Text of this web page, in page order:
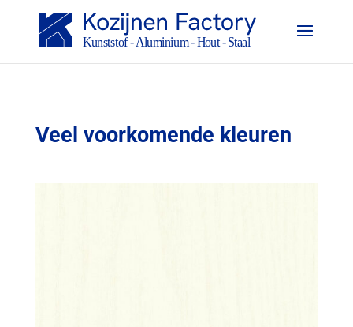
Veel voorkomende kleuren